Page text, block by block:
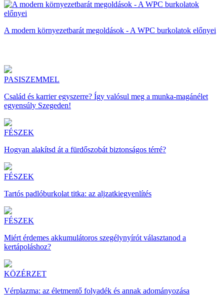
A modern környezetbarát megoldások - A WPC burkolatok előnyei
PASISZEMMEL
Család és karrier egyszerre? Így valósul meg a munka-magánélet
egyensúly Szegeden!
FÉSZEK
Hogyan alakítsd át a fürdőszobát biztonságos térré?
FÉSZEK
Tartós padlóburkolat titka: az aljzatkiegyenlítés
FÉSZEK
Miért érdemes akkumulátoros szegélynyírót választanod a
kertápoláshoz?
KÖZÉRZET
Vérplazma: az életmentő folyadék és annak adományozása